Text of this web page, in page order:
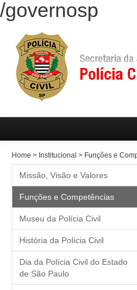
/governosp
Home > Institucional > Funções e
Missão, Visão e Valores
Funções e Competências
Museu da Polícia Civil
História da Polícia Civil
Dia da Polícia Civil do Estado
de São Paulo